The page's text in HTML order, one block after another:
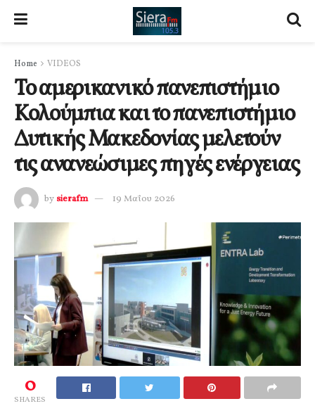
Home VIDEOS
Το αμερικανικό πανεπιστήμιο
Κολούμπια και το πανεπιστήμιο
Δυτικής Μακεδονίας μελετούν
τις ανανεώσιμες πηγές ενέργειας
by sierafm 19 Μαΐου 2026
0
SHARES